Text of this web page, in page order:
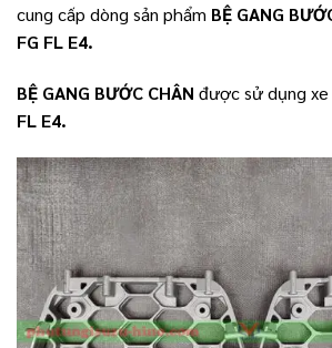
cung cấp dòng sản phẩm BỆ GANG
FG FL E4.
BỆ GANG BƯỚC CHÂN được sử dụng
FL E4.